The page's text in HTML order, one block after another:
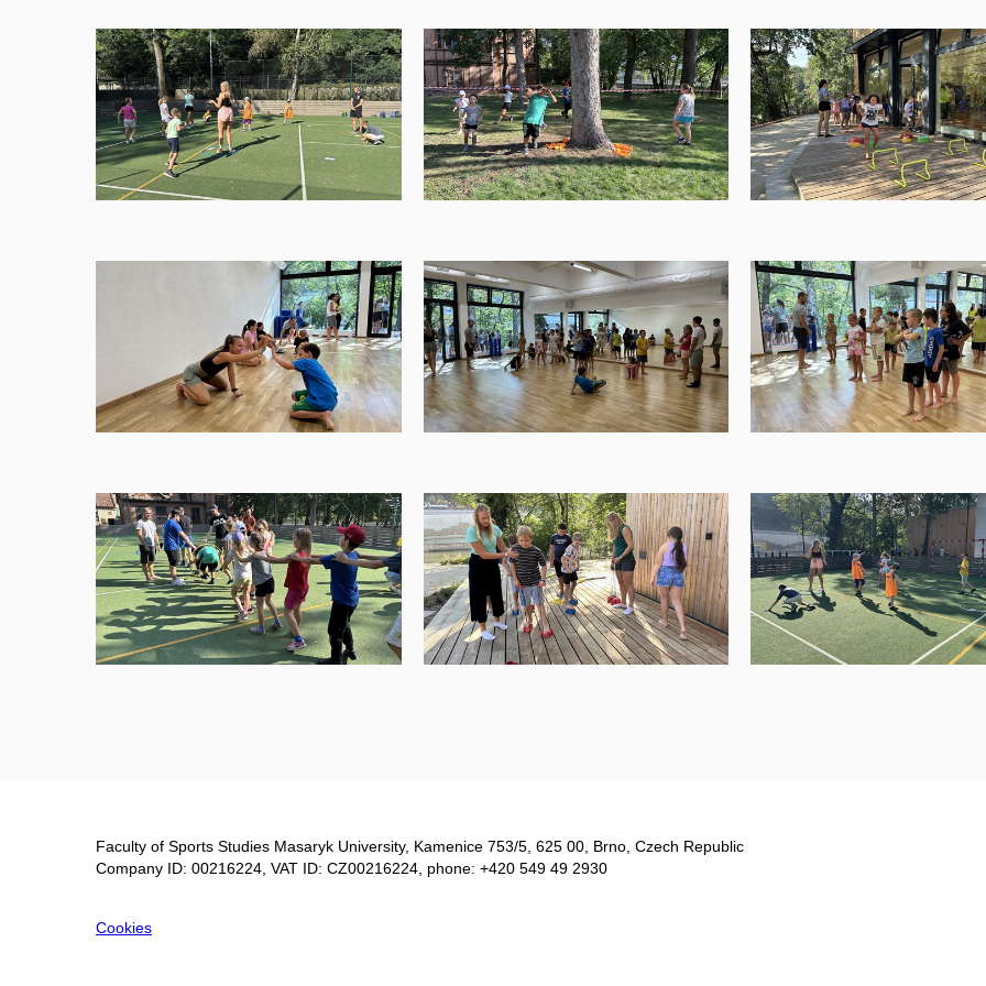
Faculty of Sports Studies Masaryk University, Kamenice 753/5​, 625 00, Brno, Czech Republic
Company ID: 00216224, VAT ID: CZ00216224, phone: +420 549 49 2930
Cookies